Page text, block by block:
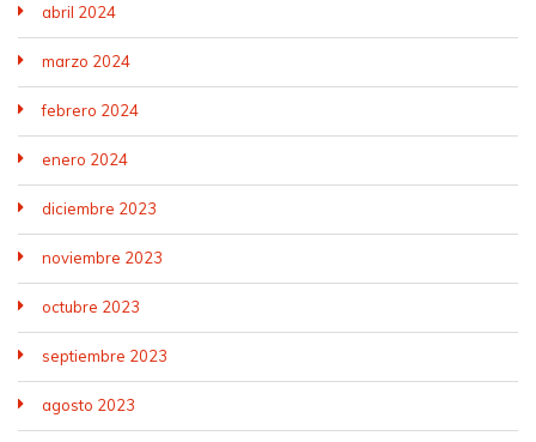
abril 2024
marzo 2024
febrero 2024
enero 2024
diciembre 2023
noviembre 2023
octubre 2023
septiembre 2023
agosto 2023